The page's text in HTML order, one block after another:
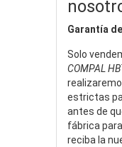
Garantía
Solo
COMPAL
estrictas
antes de
fábrica
reciba la